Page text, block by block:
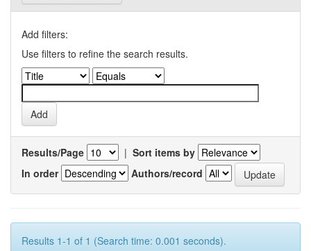
Add filters:
Use filters to refine the search results.
Results/Page | Sort items by
In order
Authors/record
Results 1-1 of 1 (Search time: 0.001 seconds).